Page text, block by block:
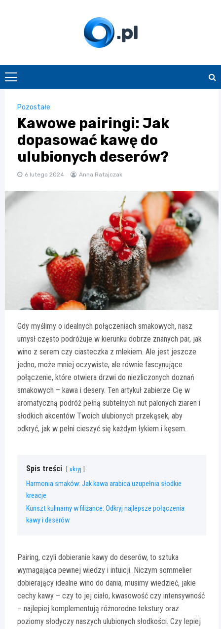
O.pl
Pozostałe
Kawowe pairingi: Jak
dopasować kawę do
ulubionych deserów?
6 lutego 2024 Anna Ratajczak
Gdy myślimy o idealnych połączeniach smakowych, nasz
umysł często podróżuje w kierunku dobrze znanych par, jak
wino z serem czy ciasteczka z mlekiem. Ale jest jeszcze
jedno, może mniej oczywiste, ale równie fascynujące
połączenie, które otwiera drzwi do niezliczonych doznań
smakowych – kawa i desery. Ten artykuł zabierze Cię w
aromatyczną podróż pełną subtelnych nut palonych ziaren i
słodkich akcentów Twoich ulubionych przekąsek, aby
odkryć, jak w pełni cieszyć się każdym łykiem i kęsem.
Spis treści ukryj
Harmonia smaków: Jak kawa arabica uzupełnia słodkie
kreacje
Kunszt kulinarny w filiżance: Odkryj najlepsze połączenia
kawy i deserów
Pairing, czyli dobieranie kawy do deserów, to sztuka
wymagająca pewnej wiedzy i intuicji. Niczym sommelier
dobierający idealne wino do dania, musimy wiedzieć, jakie
cechy kawy – czy to jej ciało, kwasowość czy intensywność
– najlepiej komplementują różnorodne tekstury oraz
poziomy słodyczy naszych ulubionych słodkości. Czy lepiej